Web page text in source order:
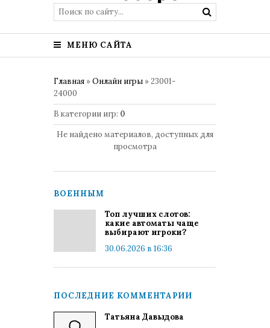
МЕНЮ САЙТА
Главная »Онлайн игры » 23001-
24000
В категории игр: 0
Не найдено материалов, доступных для
просмотра
ВОЕННЫМ
Топ лучших слотов:
какие автоматы чаще
выбирают игроки?
30.06.2026 в 16:36
ПОСЛЕДНИЕ КОММЕНТАРИИ
Татьяна Давыдова